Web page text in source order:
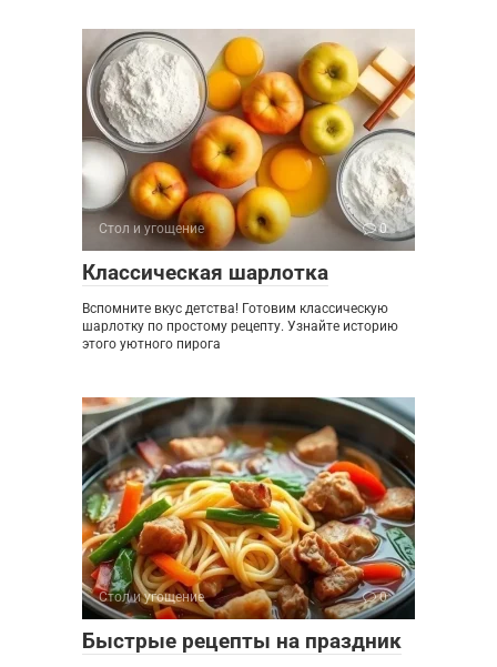
Стол и угощение 0
Классическая шарлотка
Вспомните вкус детства! Готовим классическую
шарлотку по простому рецепту. Узнайте историю
этого уютного пирога
Стол и угощение 0
Быстрые рецепты на праздник